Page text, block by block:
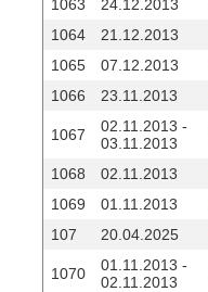
1063 24.12.2013
1064
21.12.2013
1065
07.12.2013
1066
23.11.2013
1067
02.11.2013 -
03.11.2013
1068 02.11.2013
1069
01.11.2013
107
20.04.2025
1070
01.11.2013 -
02.11.2013